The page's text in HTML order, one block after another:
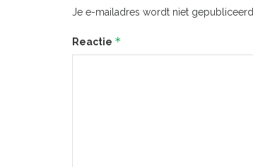
Je e-mailadres wordt niet gepubliceerd.
Reactie *